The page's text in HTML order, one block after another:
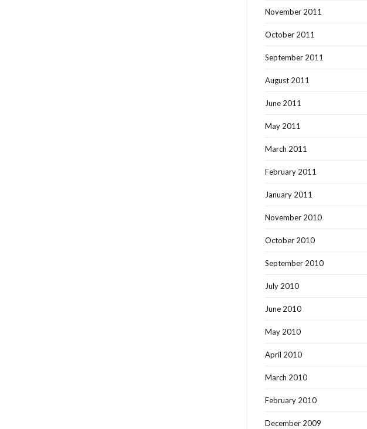
November 2011
October 2011
September 2011
August 2011
June 2011
May 2011
March 2011
February 2011
January 2011
November 2010
October 2010
September 2010
July 2010
June 2010
May 2010
April 2010
March 2010
February 2010
December 2009